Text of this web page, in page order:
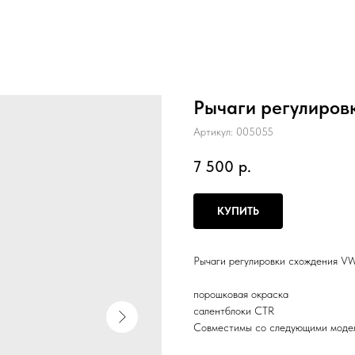
Рычаги
Артикул: 005055
7 500 р.
КУПИТЬ
Рычаги регулировки схождения
порошковая окраска
салентблоки CTR
Совместимы со следующими